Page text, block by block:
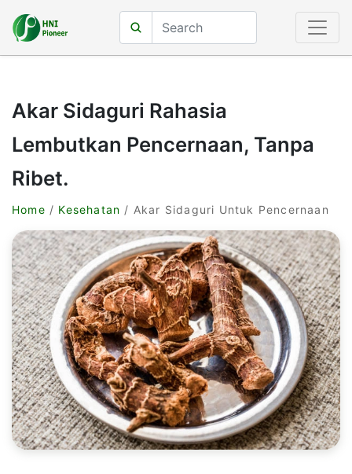
Akar Sidaguri Rahasia
Lembutkan Pencernaan, Tanpa
Ribet.
Home / Kesehatan / Akar Sidaguri Untuk Pencernaan